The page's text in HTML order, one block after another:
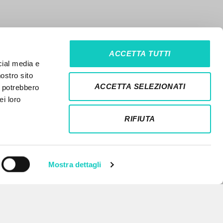
media e
sito
loro
Mostra dettagli
ACCETTA TUTTI
ACCETTA SELEZIONATI
RIFIUTA
NEWSLETTER